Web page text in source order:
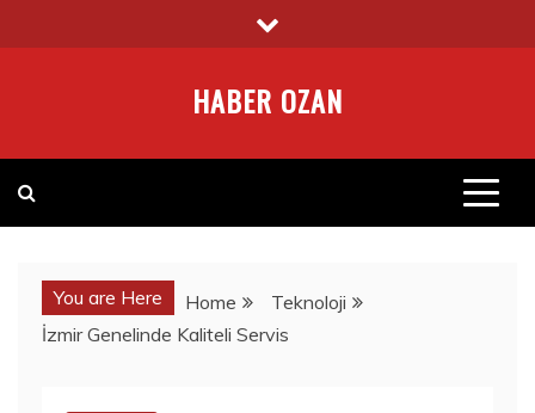
to
HABER OZAN
You are Here Home
Teknoloji
İzmir Genelinde Kaliteli Servis